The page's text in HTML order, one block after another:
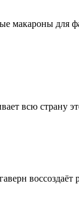
макароны для
всю